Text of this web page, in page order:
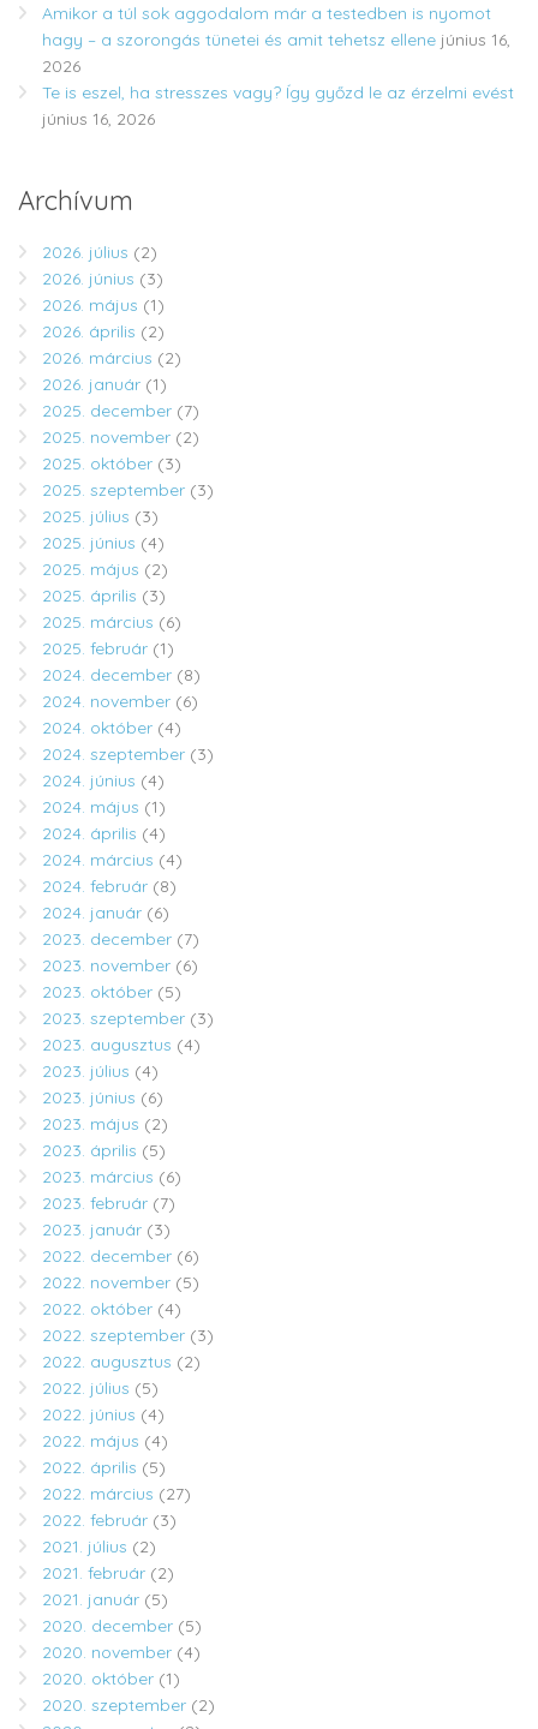
Amikor a túl sok aggodalom már a testedben is nyomot
hagy – a szorongás tünetei és amit tehetsz ellene június 16,
2026
Te is eszel, ha stresszes vagy? Így győzd le az érzelmi evést
június 16, 2026
Archívum
2026. július (2)
2026. június (3)
2026. május (1)
2026. április (2)
2026. március (2)
2026. január (1)
2025. december (7)
2025. november (2)
2025. október (3)
2025. szeptember (3)
2025. július (3)
2025. június (4)
2025. május (2)
2025. április (3)
2025. március (6)
2025. február (1)
2024. december (8)
2024. november (6)
2024. október (4)
2024. szeptember (3)
2024. június (4)
2024. május (1)
2024. április (4)
2024. március (4)
2024. február (8)
2024. január (6)
2023. december (7)
2023. november (6)
2023. október (5)
2023. szeptember (3)
2023. augusztus (4)
2023. július (4)
2023. június (6)
2023. május (2)
2023. április (5)
2023. március (6)
2023. február (7)
2023. január (3)
2022. december (6)
2022. november (5)
2022. október (4)
2022. szeptember (3)
2022. augusztus (2)
2022. július (5)
2022. június (4)
2022. május (4)
2022. április (5)
2022. március (27)
2022. február (3)
2021. július (2)
2021. február (2)
2021. január (5)
2020. december (5)
2020. november (4)
2020. október (1)
2020. szeptember (2)